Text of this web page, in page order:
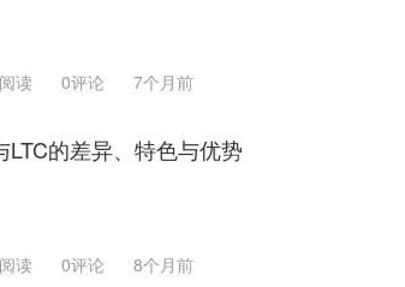
读 0评论 7个月前
LTC的差异、特色与优势
读 0评论 8个月前